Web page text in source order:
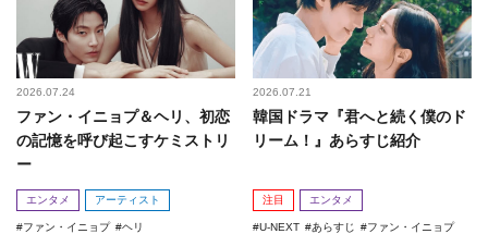
2026.07.24
ファン・イニョプ＆ヘリ、初恋
の記憶を呼び起こすケミストリ
ー
エンタメ アーティスト
ファン・イニョプ
ヘリ
2026.07.21
韓国ドラマ『君へと続く僕のド
リーム！』あらすじ紹介
注目 エンタメ
U-NEXT あらすじ
ファン・イニョプ